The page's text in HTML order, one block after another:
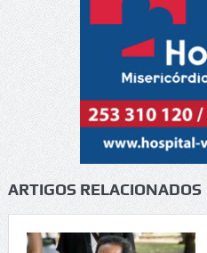
ARTIGOS RELACIONADOS